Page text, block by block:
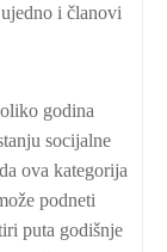
i članovi
godina
socijalne
ova kategorija
podneti
puta godišnje